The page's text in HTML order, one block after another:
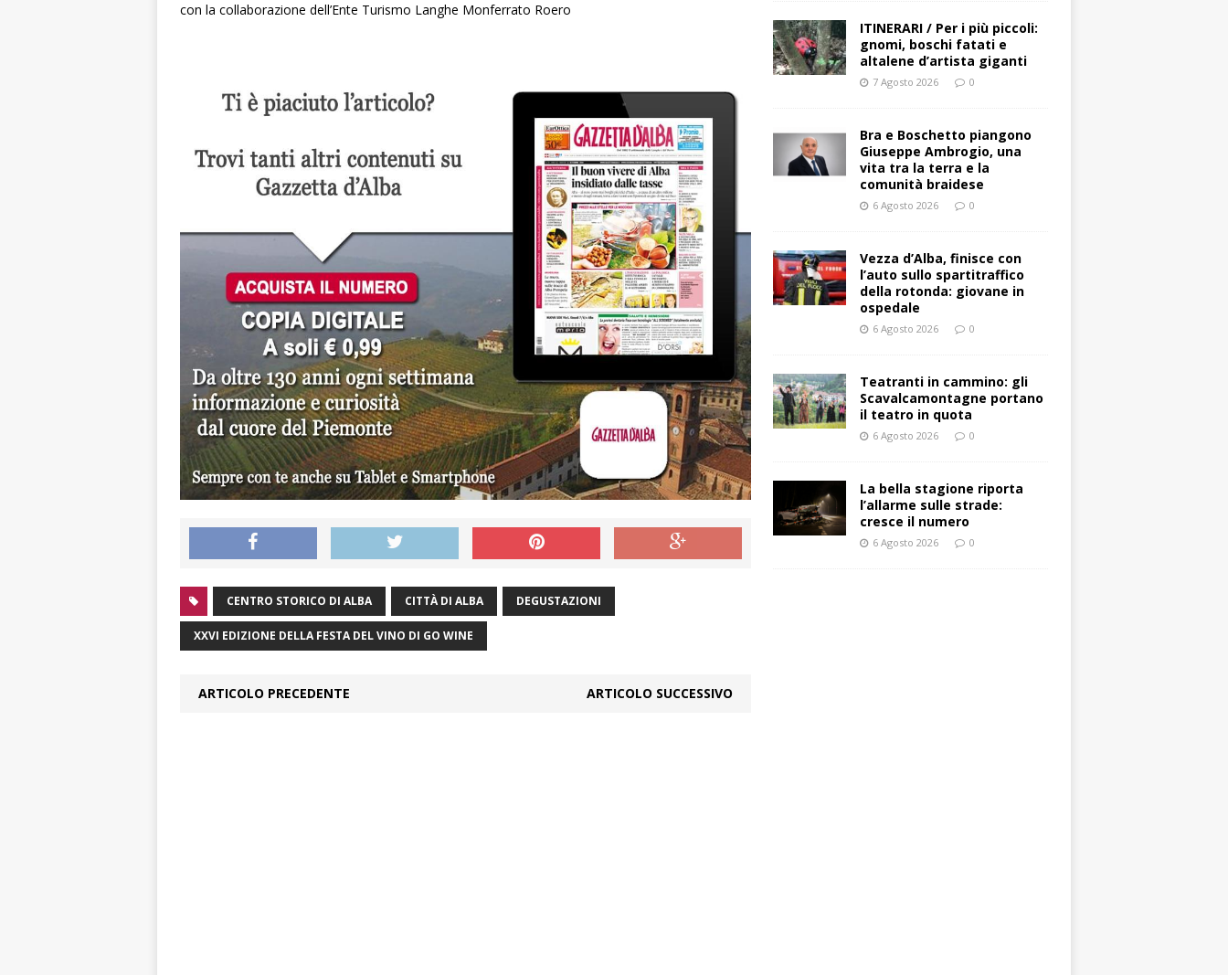
con la collaborazione dell’Ente Turismo Langhe Monferrato Roero
CENTRO STORICO DI ALBA CITTÀ DI ALBA DEGUSTAZIONI
XXVI EDIZIONE DELLA FESTA DEL VINO DI GO WINE
ARTICOLO PRECEDENTE ARTICOLO SUCCESSIVO
ITINERARI / Per i più piccoli:
gnomi, boschi fatati e
altalene d’artista giganti
7 Agosto 2026 0
Bra e Boschetto piangono
Giuseppe Ambrogio, una
vita tra la terra e la
comunità braidese
6 Agosto 2026 0
Vezza d’Alba, finisce con
l’auto sullo spartitraffico
della rotonda: giovane in
ospedale
6 Agosto 2026 0
Teatranti in cammino: gli
Scavalcamontagne portano
il teatro in quota
6 Agosto 2026 0
La bella stagione riporta
l’allarme sulle strade:
cresce il numero
6 Agosto 2026 0